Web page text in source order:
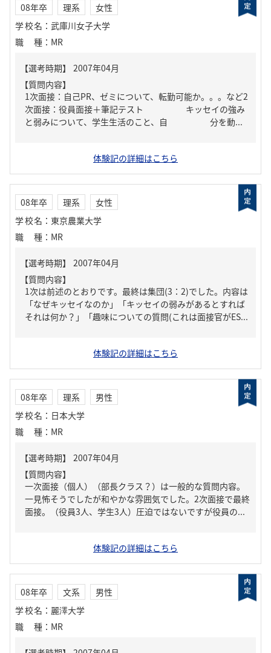
08年卒 理系
女性
学校名 ： 武庫川女子大学
職種 ： MR
【質問内容】
1次面接：自己PR、ゼミについて、転勤可能か。。。など2
次面接：役員面接＋筆記テスト キッセイの強み
と弱みについて、学生生活のこと、自 分を動...
体験記の詳細はこちら
08年卒 理系
女性
学校名 ： 東京農業大学
職種 ： MR
【質問内容】
1次は前述のとおりです。最終は集団(3：2)でした。内容は
「なぜキッセイなのか」「キッセイの弱みがあるとすれば
それは何か？」「趣味についての質問(これは面接官がES...
体験記の詳細はこちら
08年卒 理系
男性
学校名 ： 日本大学
職種 ： MR
【質問内容】
一次面接（個人）（部長クラス？）は一般的な質問内容。
一見怖そうでしたが和やかな雰囲気でした。2次面接で最終
面接。（役員3人、学生3人）圧迫ではないですが役員の...
体験記の詳細はこちら
08年卒 文系
男性
学校名 ： 麗澤大学
職種 ： MR